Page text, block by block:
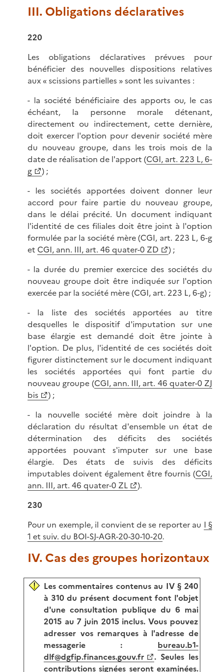
III. Obligations déclaratives
220
Les obligations déclaratives prévues pour
bénéficier des nouvelles dispositions relatives
aux « scissions partielles » sont les suivantes :
- la société bénéficiaire des apports ou, le cas
échéant, la personne morale détenant,
directement ou indirectement, cette dernière,
doit exercer l'option pour devenir société mère
du nouveau groupe, dans les trois mois de la
date de réalisation de l'apport (CGI, art. 223 L, 6-
g
) ;
- les sociétés apportées doivent donner leur
accord pour faire partie du nouveau groupe,
dans le délai précité. Un document indiquant
l'identité de ces filiales doit être joint à l'option
formulée par la société mère (CGI, art. 223 L, 6-g
et CGI, ann. III, art. 46 quater-0 ZD
) ;
- la durée du premier exercice des sociétés du
nouveau groupe doit être indiquée sur l'option
exercée par la société mère (CGI, art. 223 L, 6-g) ;
- la liste des sociétés apportées au titre
desquelles le dispositif d'imputation sur une
base élargie est demandé doit être jointe à
l'option. De plus, l'identité de ces sociétés doit
figurer distinctement sur le document indiquant
les sociétés apportées qui font partie du
nouveau groupe (CGI, ann. III, art. 46 quater-0 ZJ
bis
) ;
- la nouvelle société mère doit joindre à la
déclaration du résultat d'ensemble un état de
détermination des déficits des sociétés
apportées pouvant s'imputer sur une base
élargie. Des états de suivis des déficits
imputables doivent également être fournis (CGI,
ann. III, art. 46 quater-0 ZL
).
230
Pour un exemple, il convient de se reporter au I §
1 et suiv. du BOI-SJ-AGR-20-30-10-20.
IV. Cas des groupes horizontaux
Les commentaires contenus au IV § 240
à 310 du présent document font l'objet
d'une consultation publique du 6 mai
2015 au 7 juin 2015 inclus. Vous pouvez
adresser vos remarques à l'adresse de
messagerie : bureau.b1-
dlf@dgfip.finances.gouv.fr
. Seules les
contributions signées seront examinées.